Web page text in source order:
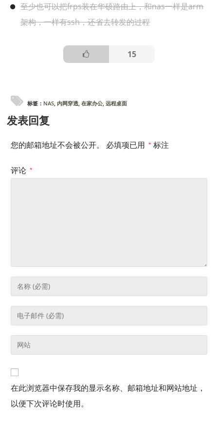
至少也可以把frps装在华硕路由上，和nas一样是arm
架构，一样有ssh，还省去转发的过程
15
标签： NAS 内网穿透 ,在家办公 ,远程桌面
发表回复
您的邮箱地址不会被公开。 必填项已用 * 标注
评论 *
在此浏览器中保存我的显示名称、邮箱地址和网站地址，
以便下次评论时使用。